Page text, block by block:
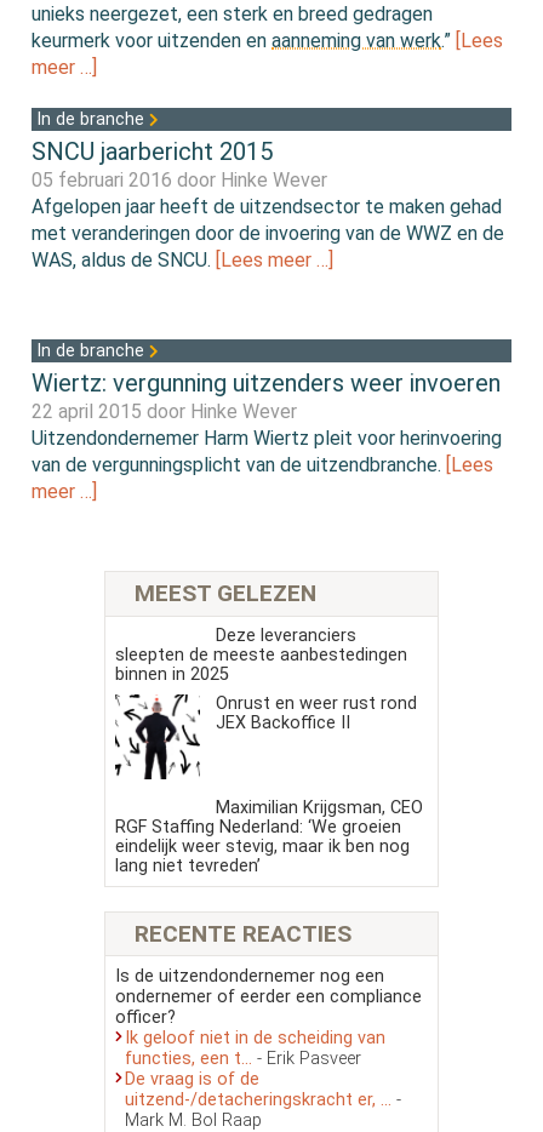
unieks neergezet, een sterk en breed gedragen
keurmerk voor uitzenden enaanneming van werk.” [Lees
meer …]
In de branche
SNCU jaarbericht 2015
05 februari 2016 door Hinke Wever
Afgelopen jaar heeft de uitzendsector te maken gehad
met veranderingen door de invoering van de WWZ en de
WAS, aldus de SNCU. [Lees meer …]
In de branche
Wiertz: vergunning uitzenders weer invoeren
22 april 2015 door Hinke Wever
Uitzendondernemer Harm Wiertz pleit voor herinvoering
van de vergunningsplicht van de uitzendbranche. [Lees
meer …]
MEEST GELEZEN
Deze leveranciers
sleepten de meeste aanbestedingen
binnen in 2025
Onrust en weer rust rond
JEX Backoffice II
Maximilian Krijgsman, CEO
RGF Staffing Nederland: ‘We groeien
eindelijk weer stevig, maar ik ben nog
lang niet tevreden’
RECENTE REACTIES
Is de uitzendondernemer nog een
ondernemer of eerder een compliance
officer?
Ik geloof niet in de scheiding van
functies, een t... - Erik Pasveer
De vraag is of de
uitzend-/detacheringskracht er, ... -
Mark M. Bol Raap